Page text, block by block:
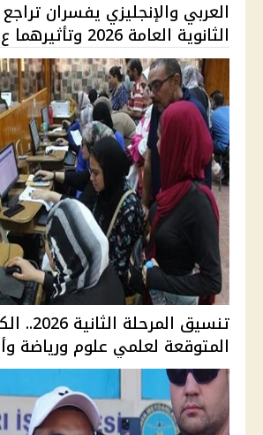
العربي والإنجليزي يفسران
الثانوية العامة 2026 وتأثيرهما ع...
تنسيق المرحلة
المتوقعة لعلمي علوم ورياضة